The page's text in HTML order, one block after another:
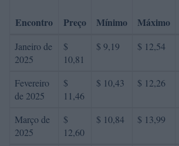
Encontro Preço Mínimo Máximo
Janeiro de
2025
$
10,81
$ 9,19 $ 12,54
Fevereiro
de 2025
$
11,46
$ 10,43 $ 12,26
Março de
2025
$
12,60
$ 10,84 $ 13,99